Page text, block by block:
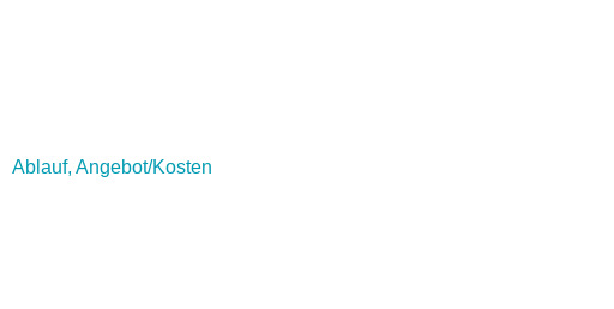
Ablauf, Angebot/Kosten